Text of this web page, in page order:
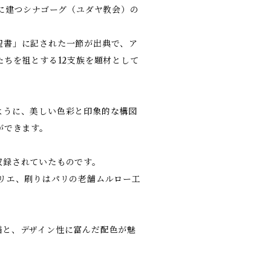
つシナゴーグ（ユダヤ教会）の
」に記された一節が出典で、ア
を祖とする12支族を題材として
に、美しい色彩と印象的な構図
きます。
されていたものです。
エ、刷りはパリの老舗ムルロー工
、デザイン性に富んだ配色が魅